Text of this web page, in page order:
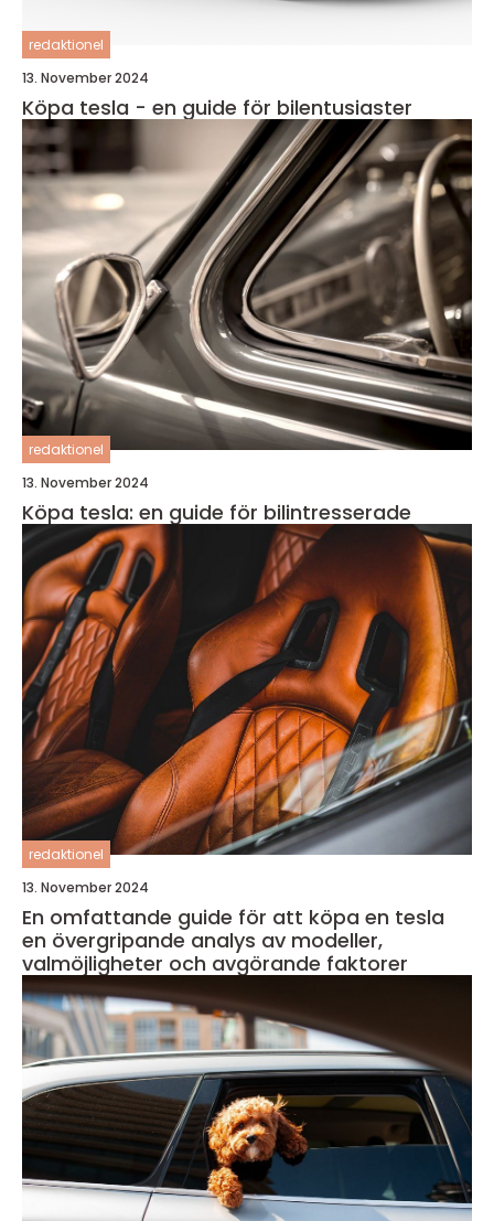
redaktionel
13. November 2024
Köpa tesla - en guide för bilentusiaster
redaktionel
13. November 2024
Köpa tesla: en guide för bilintresserade
redaktionel
13. November 2024
En omfattande guide för att köpa en tesla
en övergripande analys av modeller,
valmöjligheter och avgörande faktorer